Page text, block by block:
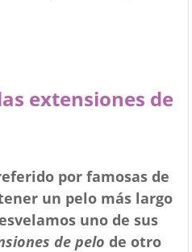
extensiones de
por famosas de
un pelo más largo
uno de sus
de pelo de otro